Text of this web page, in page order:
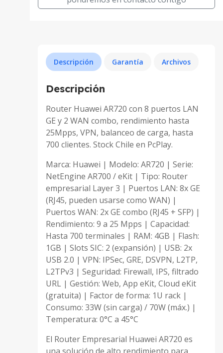
Descripción Garantía Archivos
Descripción
Router Huawei AR720 con 8 puertos LAN
GE y 2 WAN combo, rendimiento hasta
25Mpps, VPN, balanceo de carga, hasta
700 clientes. Stock Chile en PcPlay.
Marca: Huawei | Modelo: AR720 | Serie:
NetEngine AR700 / eKit | Tipo: Router
empresarial Layer 3 | Puertos LAN: 8x GE
(RJ45, pueden usarse como WAN) |
Puertos WAN: 2x GE combo (RJ45 + SFP) |
Rendimiento: 9 a 25 Mpps | Capacidad:
Hasta 700 terminales | RAM: 4GB | Flash:
1GB | Slots SIC: 2 (expansión) | USB: 2x
USB 2.0 | VPN: IPSec, GRE, DSVPN, L2TP,
L2TPv3 | Seguridad: Firewall, IPS, filtrado
URL | Gestión: Web, App eKit, Cloud eKit
(gratuita) | Factor de forma: 1U rack |
Consumo: 33W (sin carga) / 70W (máx.) |
Temperatura: 0°C a 45°C
El Router Empresarial Huawei AR720 es